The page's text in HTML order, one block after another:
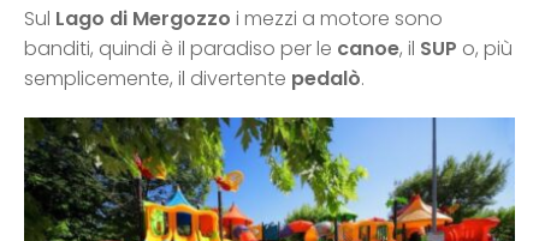
Sul Lago di Mergozzo i mezzi a motore sono
banditi, quindi è il paradiso per le canoe, il SUP o, più
semplicemente, il divertente pedalò.